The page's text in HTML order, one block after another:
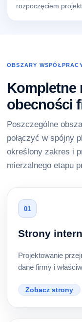
rozpoczęciem
OBSZARY
Kompletne
obecności
Poszczególne
połączyć w spójny
określony zakres i
mierzalnego etapu
01
Strony
Projektowanie
dane firmy i
Zobacz strony